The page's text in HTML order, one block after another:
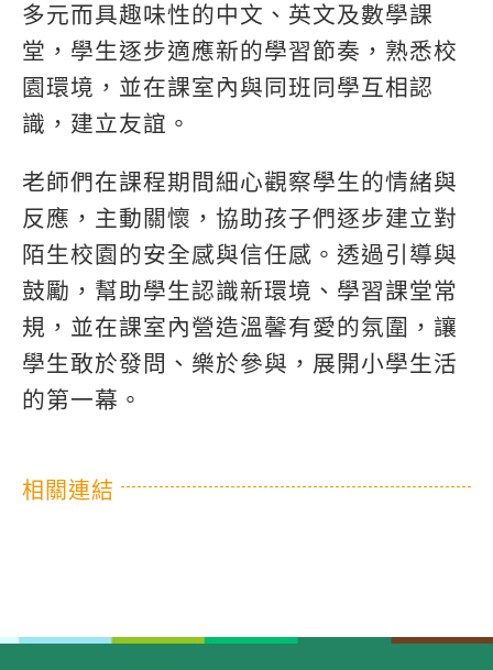
多元而具趣味性的中文、英文及數學課
堂，學生逐步適應新的學習節奏，熟悉校
園環境，並在課室內與同班同學互相認
識，建立友誼。
老師們在課程期間細心觀察學生的情緒與
反應，主動關懷，協助孩子們逐步建立對
陌生校園的安全感與信任感。透過引導與
鼓勵，幫助學生認識新環境、學習課堂常
規，並在課室內營造溫馨有愛的氛圍，讓
學生敢於發問、樂於參與，展開小學生活
的第一幕。
相關連結